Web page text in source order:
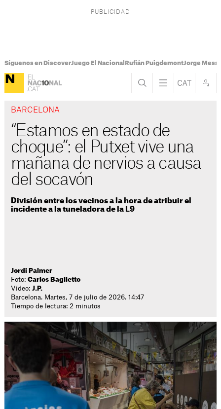
Síguenos en DiscoverJuego El Nacional Rufián PuigdemontJorge Messi
BARCELONA
“Estamos en estado de
choque”: el Putxet vive una
mañana de nervios a causa
del socavón
División entre los vecinos a la hora de atribuir el
incidente a la tuneladora de la L9
Jordi Palmer
Foto:Carlos Baglietto
Vídeo:J.P.
Barcelona. Martes, 7 de julio de 2026. 14:47
Tiempo de lectura: 2 minutos